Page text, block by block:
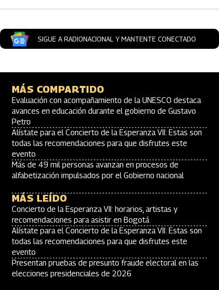
SIGUE A RADIONACIONAL Y MANTENTE CONECTADO
MÁS COMPARTIDO
Evaluación con acompañamiento de la UNESCO destaca
avances en educación durante el gobierno de Gustavo
Petro
Alístate para el Concierto de la Esperanza VII: Estas son
todas las recomendaciones para que disfrutes este
evento
Más de 49 mil personas avanzan en procesos de
alfabetización impulsados por el Gobierno nacional
MÁS LEÍDO
Concierto de la Esperanza VII: horarios, artistas y
recomendaciones para asistir en Bogotá
Alístate para el Concierto de la Esperanza VII: Estas son
todas las recomendaciones para que disfrutes este
evento
Presentan pruebas de presunto fraude electoral en las
elecciones presidenciales de 2026